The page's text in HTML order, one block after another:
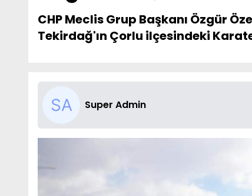
CHP Meclis Grup Başkanı Özgür
Tekirdağ'ın Çorlu ilçesindeki
Super Admin